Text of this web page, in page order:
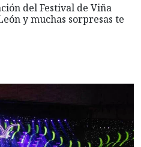
del Festival de Viña
y muchas sorpresas te